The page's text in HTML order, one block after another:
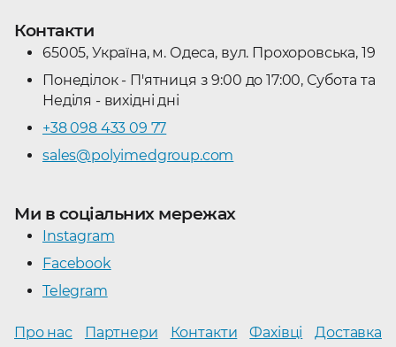
найвідоміші
Volk.
Контакти
65005, Україна, м. Одеса, вул. Прохоровська, 19
Понеділок - П'ятниця з 9:00 до 17:00, Субота та
Неділя - вихідні дні
+38 098 433 09 77
sales@polyimedgroup.com
Ми в соціальних мережах
Instagram
Facebook
Telegram
Про нас Партнери Контакти Фахівці
Доставка